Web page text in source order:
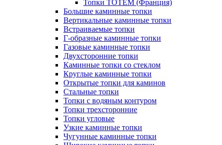
Топки TOTEM (Франция)
Большие каминные топки
Вертикальные каминные топки
Встраиваемые топки
Г-образные каминные топки
Газовые каминные топки
Двухсторонние топки
Каминные топки со стеклом
Круглые каминные топки
Открытые топки для каминов
Стальные топки
Топки с водяным контуром
Топки трехсторонние
Топки угловые
Узкие каминные топки
Чугунные каминные топки